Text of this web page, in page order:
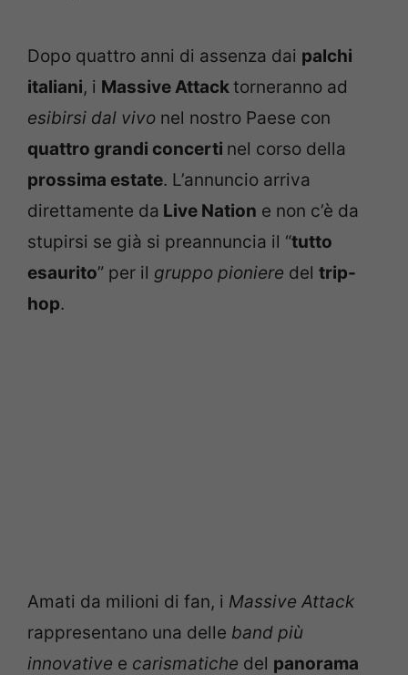
Dopo quattro anni di assenza dai palchi
italiani, i Massive Attack torneranno ad
esibirsi dal vivo nel nostro Paese con
quattro grandi concerti nel corso della
prossima estate. L’annuncio arriva
direttamente da Live Nation e non c’è da
stupirsi se già si preannuncia il “tutto
esaurito” per il gruppo pioniere del trip-
hop.
Amati da milioni di fan, i Massive Attack
rappresentano una delle band più
innovative e carismatiche del panorama